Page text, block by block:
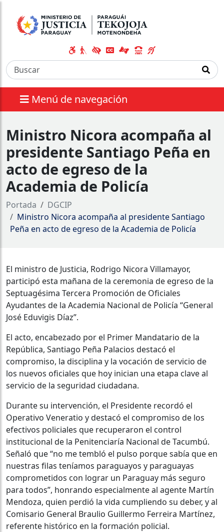
Menú de navegación
Ministro Nicora acompaña al
presidente Santiago Peña en
acto de egreso de la
Academia de Policía
Portada
DGCIP
Ministro Nicora acompaña al presidente Santiago
Peña en acto de egreso de la Academia de Policía
El ministro de Justicia, Rodrigo Nicora Villamayor,
participó esta mañana de la ceremonia de egreso de la
Septuagésima Tercera Promoción de Oficiales
Ayudantes de la Academia Nacional de Policía “General
José Eduvigis Díaz”.
El acto, encabezado por el Primer Mandatario de la
República, Santiago Peña Palacios destacó el
compromiso, la disciplina y la vocación de servicio de
los nuevos oficiales que hoy inician una etapa clave al
servicio de la seguridad ciudadana.
Durante su intervención, el Presidente recordó el
Operativo Veneratio y destacó el compromiso de los
efectivos policiales que recuperaron el control
institucional de la Penitenciaría Nacional de Tacumbú.
Señaló que “no me tembló el pulso porque sabía que en
nuestras filas teníamos paraguayos y paraguayas
comprometidos con lograr un Paraguay más seguro
para todos”, honrando especialmente al agente Martín
Mendoza, quien perdió la vida cumpliendo su deber, y al
Comisario General Braulio Guillermo Ferreira Martínez,
referente histórico en la formación policial.